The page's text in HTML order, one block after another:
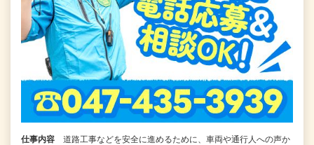
仕事内容
道路工事などを安全に進めるために、車両や通行人への声か